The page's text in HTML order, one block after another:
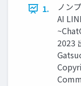
1.
ノン
AI
2023